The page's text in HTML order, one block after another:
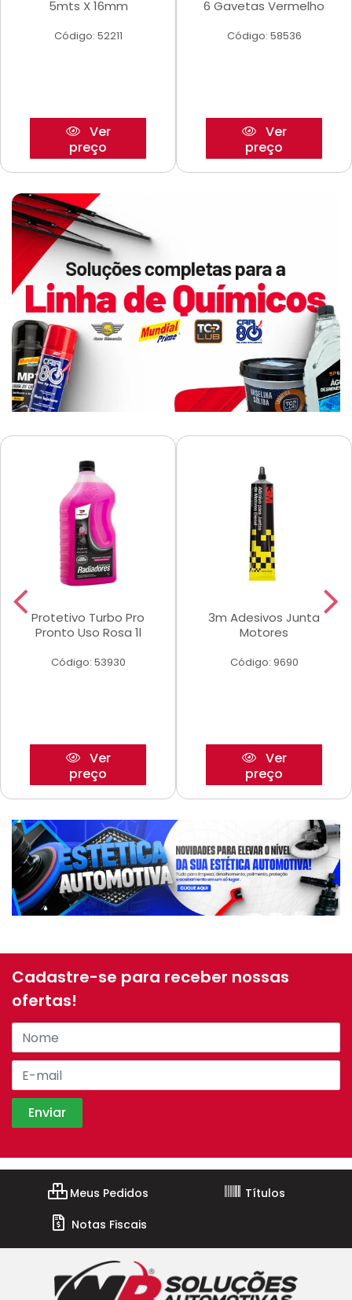
5mts X 16mm
Código: 52211
Ver
preço
6 Gavetas Vermelho
Código: 58536
Ver
preço
Protetivo Turbo Pro
Pronto Uso Rosa 1l
Código: 53930
Ver
preço
3m Adesivos Junta
Motores
Código: 9690
Ver
preço
Cadastre-se para receber nossas
ofertas!
Meus Pedidos
Títulos
Notas Fiscais